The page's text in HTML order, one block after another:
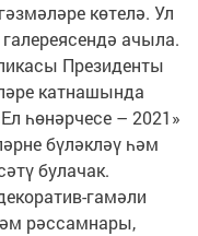
көтелә. Ул
ачыла.
Президенты
катнашында
һөнәрчесе – 2021»
бүләкләү һәм
булачак.
гамәли
рәссамнары,